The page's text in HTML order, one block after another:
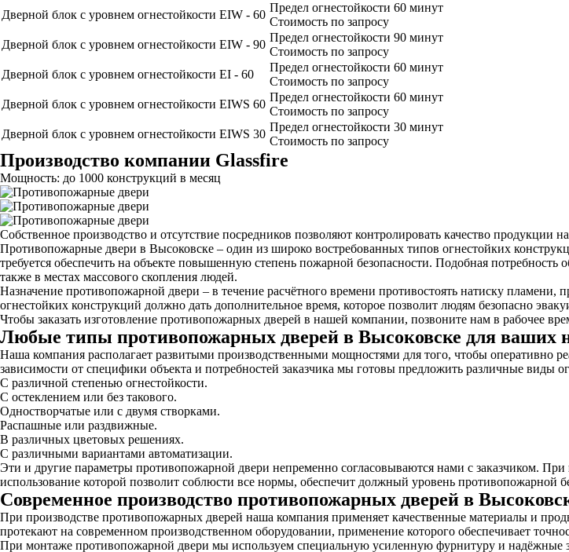
Дверной блок с уровнем огнестойкости EIW - 60
Предел огнестойкости 60 минут
Стоимость по запросу
Дверной блок с уровнем огнестойкости EIW - 90
Предел огнестойкости 90 минут
Стоимость по запросу
Дверной блок с уровнем огнестойкости EI - 60
Предел огнестойкости 60 минут
Стоимость по запросу
Дверной блок с уровнем огнестойкости EIWS 60
Предел огнестойкости 60 минут
Стоимость по запросу
Дверной блок с уровнем огнестойкости EIWS 30
Предел огнестойкости 30 минут
Стоимость по запросу
Производство компании Glassfire
Мощность: до 1000 конструкций в месяц
Собственное производство и отсутствие посредников позволяют контролировать качество продукции
Противопожарные двери в Высоковске – один из широко востребованных типов огнестойких
требуется обеспечить на объекте повышенную степень пожарной безопасности. Подобная
также в местах массового скопления людей.
Назначение противопожарной двери – в течение расчётного времени противостоять натиску пламени,
огнестойких конструкций должно дать дополнительное время, которое позволит людям безопасно
Чтобы заказать изготовление противопожарных дверей в нашей компании, позвоните нам в рабочее
Любые типы противопожарных дверей в Высоковске для ваших
Наша компания располагает развитыми производственными мощностями для того, чтобы оперативно
зависимости от специфики объекта и потребностей заказчика мы готовы предложить различные виды
С различной степенью огнестойкости.
С остеклением или без такового.
Одностворчатые или с двумя створками.
Распашные или раздвижные.
В различных цветовых решениях.
С различными вариантами автоматизации.
Эти и другие параметры противопожарной двери непременно согласовываются нами с заказчиком.
использование которой позволит соблюсти все нормы, обеспечит должный уровень противопожарной
Современное производство противопожарных дверей в
При производстве противопожарных дверей наша компания применяет качественные материалы и
протекают на современном производственном оборудовании, применение которого обеспечивает
При монтаже противопожарной двери мы используем специальную усиленную фурнитуру и